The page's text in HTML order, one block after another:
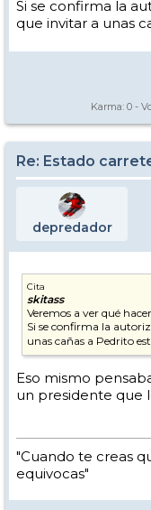
Si se confirma la
que invitar a unas
Karma: 0 -
Re: Estado
depredador
Cita
skitass
Veremos a ver qué
Si se confirma la
unas cañas a Pedrito
Eso mismo
un presidente que
"Cuando te creas
equivocas"